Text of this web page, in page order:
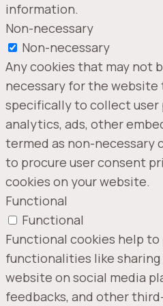
information.
Non-necessary
Non-necessary
Any cookies that may not
necessary for the website
specifically to collect user
analytics, ads, other
termed as non-necessary
to procure user consent
cookies on your website.
Functional
Functional
Functional cookies help
functionalities like
website on social media
feedbacks, and other